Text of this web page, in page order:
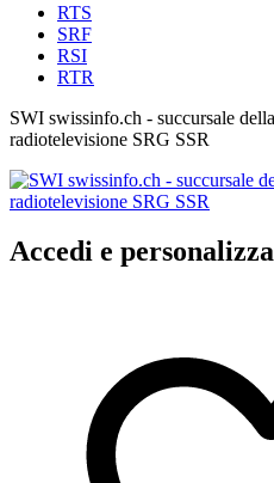
RTS
SRF
RSI
RTR
SWI swissinfo.ch - succursale
radiotelevisione SRG SSR
Accedi e